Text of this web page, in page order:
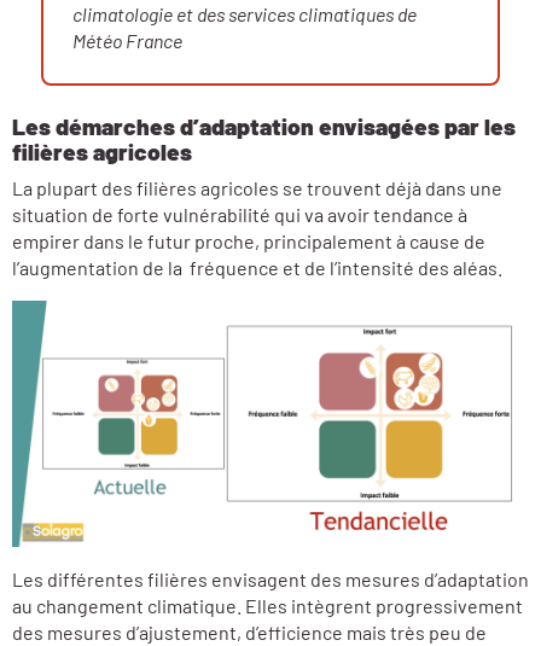
climatologie et des services climatiques de
Météo France
Les démarches d’adaptation envisagées par les
filières agricoles
La plupart des filières agricoles se trouvent déjà dans une
situation de forte vulnérabilité qui va avoir tendance à
empirer dans le futur proche, principalement à cause de
l’augmentation de la fréquence et de l’intensité des aléas.
Les différentes filières envisagent des mesures d’adaptation
au changement climatique. Elles intègrent progressivement
des mesures d’ajustement, d’efficience mais très peu de